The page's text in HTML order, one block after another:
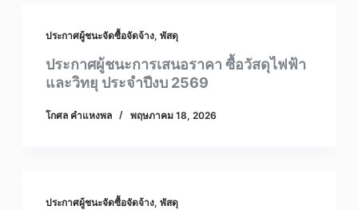
ประกาศผู้ชนะจัดซื้อจัดจ้าง, พัสดุ
ประกาศผู้ชนะการเสนอราคา ซื้อวัสดุไฟฟ้า
และวิทยุ ประจำปีงบ 2569
โกศล คําแหงพล พฤษภาคม 18, 2026
ประกาศผู้ชนะจัดซื้อจัดจ้าง, พัสดุ